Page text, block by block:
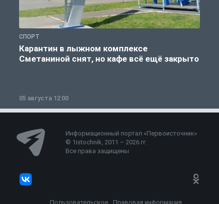
СПОРТ
Карантин в лыжном комплексе
Сметаниной снят, но кафе всё ещё закрыто
05 августа 12:00
Информационный портал «Первоисточник»
© 1istochnik, 2011 – 2026 гг.
Все права защищены
Пользовательское Правовая информация